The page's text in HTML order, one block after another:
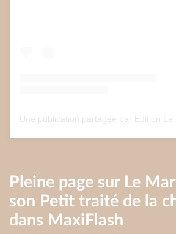
Pleine page sur Le
son Petit traité de la
dans MaxiFlash